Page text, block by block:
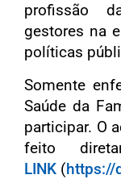
profissão
gestores na
políticas
Somente
Saúde da
participar. O
feito
LINK (https://